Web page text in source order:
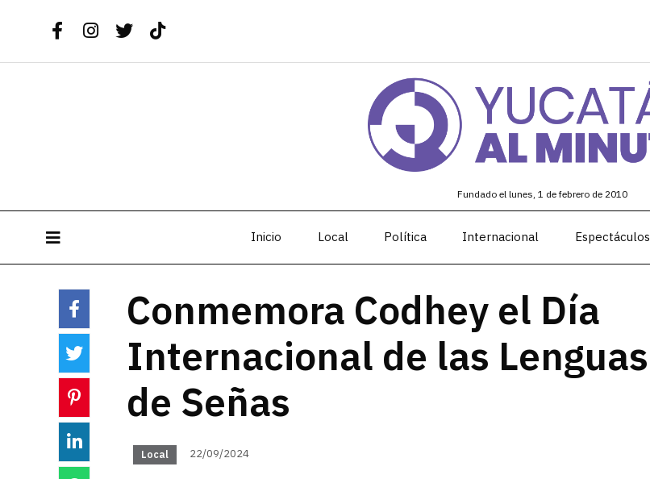
Fundado el lunes, 1 de febrero de 2010
Inicio Local Política Internacional Espectáculos
Conmemora Codhey el Día
Internacional de las Lenguas
de Señas
Local 22/09/2024